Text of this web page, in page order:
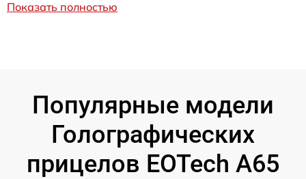
Показать полностью
Популярные модели
Голографических
прицелов EOTech A65